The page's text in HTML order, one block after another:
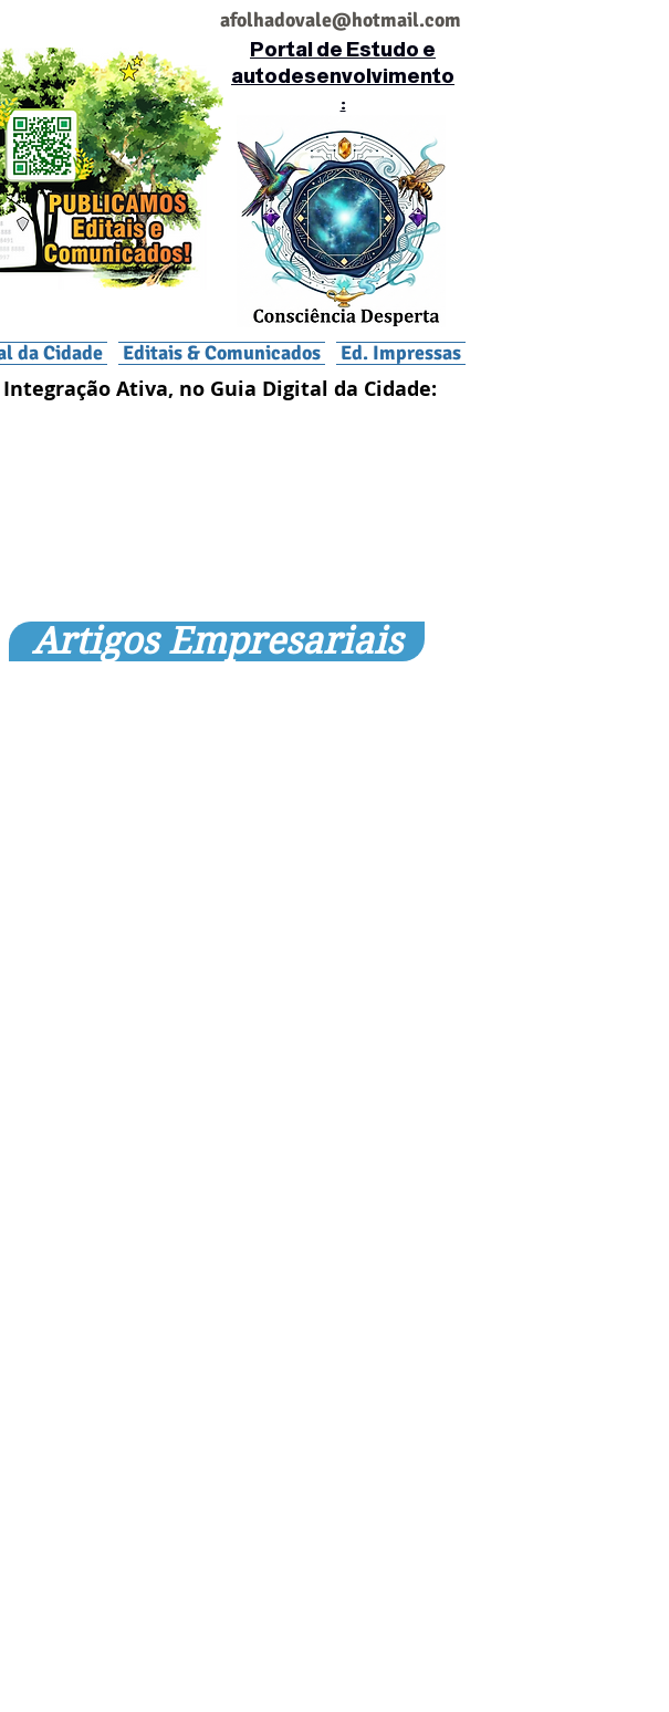
afolhadovale@hotmail.com
Portal de Estudo e
autodesenvolvimento
:
da Cidade Editais & Comunicados Ed. Impressas
Integração Ativa, no Guia Digital da Cidade:
Artigos Empresariais